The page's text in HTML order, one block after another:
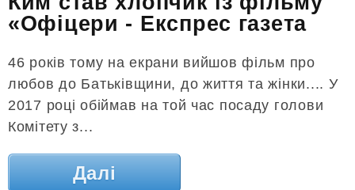
«Офіцери - Експрес газета
46 років тому на екрани вийшов фільм про
любов до Батьківщини, до життя та жінки.... У
2017 році обіймав на той час посаду голови
Комітету з...
Далі